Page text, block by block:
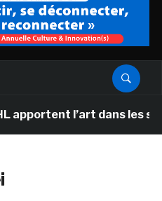
l’art dans les